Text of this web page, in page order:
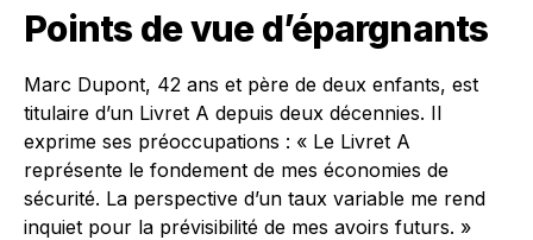
Points de vue d’épargnants
Marc Dupont, 42 ans et père de deux enfants, est
titulaire d’un Livret A depuis deux décennies. Il
exprime ses préoccupations : « Le Livret A
représente le fondement de mes économies de
sécurité. La perspective d’un taux variable me rend
inquiet pour la prévisibilité de mes avoirs futurs. »